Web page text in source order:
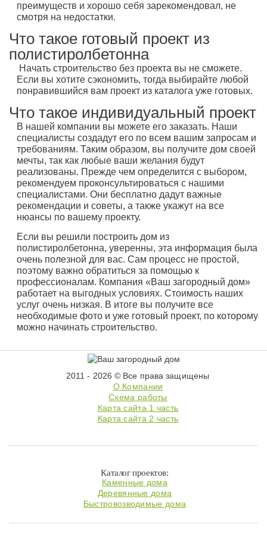
преимуществ и хорошо себя зарекомендовал, не
смотря на недостатки.
Что такое готовый проект из
полистиролбетонна
Начать строительство без проекта вы не сможете.
Если вы хотите сэкономить, тогда выбирайте любой
понравившийся вам проект из каталога уже готовых.
Что такое индивидуальный проект
В нашей компании вы можете его заказать. Наши
специалисты создадут его по всем вашим запросам и
требованиям. Таким образом, вы получите дом своей
мечты, так как любые ваши желания будут
реализованы. Прежде чем определится с выбором,
рекомендуем проконсультироваться с нашими
специалистами. Они бесплатно дадут важные
рекомендации и советы, а также укажут на все
нюансы по вашему проекту.
Если вы решили построить дом из
полистиролбетонна, уверенны, эта информация была
очень полезной для вас. Сам процесс не простой,
поэтому важно обратиться за помощью к
профессионалам. Компания «Ваш загородный дом»
работает на выгодных условиях. Стоимость наших
услуг очень низкая. В итоге вы получите все
необходимые фото и уже готовый проект, по которому
можно начинать строительство.
2011 - 2026 © Все права защищены
О Компании
Схема работы
Карта сайта 1 часть
Карта сайта 2 часть
Каталог проектов:
Каменные дома
Деревянные дома
Быстровозводимые дома